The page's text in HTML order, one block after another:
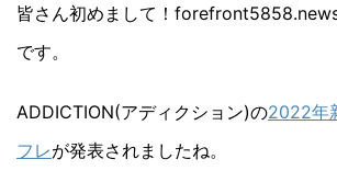
皆さん初めまして！
です。
ADDICTION(アディクション)の2022年
フレが発表されましたね。